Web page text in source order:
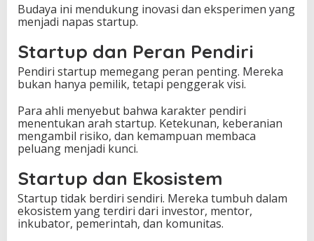
Budaya ini mendukung inovasi dan eksperimen yang
menjadi napas startup.
Startup dan Peran Pendiri
Pendiri startup memegang peran penting. Mereka
bukan hanya pemilik, tetapi penggerak visi.
Para ahli menyebut bahwa karakter pendiri
menentukan arah startup. Ketekunan, keberanian
mengambil risiko, dan kemampuan membaca
peluang menjadi kunci.
Startup dan Ekosistem
Startup tidak berdiri sendiri. Mereka tumbuh dalam
ekosistem yang terdiri dari investor, mentor,
inkubator, pemerintah, dan komunitas.